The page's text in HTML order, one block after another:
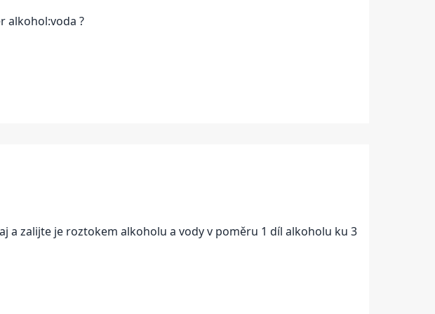
alkohol:voda ?
a zalijte je roztokem alkoholu a vody v poměru 1 díl alkoholu ku 3